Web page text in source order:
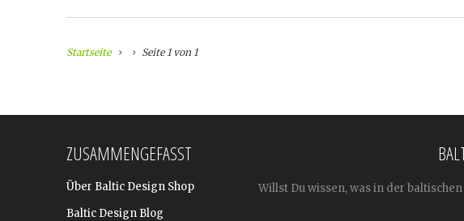
Startseite Seite 1 von 1
ZUSAMMENGEFASST
Über Baltic Design Shop
Baltic Design Blog
Willst Du wissen, was in der